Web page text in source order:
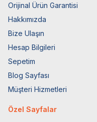
Orijinal Ürün Garantisi
Hakkımızda
Bize Ulaşın
Hesap Bilgileri
Sepetim
Blog Sayfası
Müşteri Hizmetleri
Özel Sayfalar